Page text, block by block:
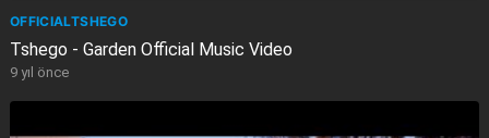
OFFICIALTSHEGO
Tshego - Garden Official Music Video
9 yıl önce